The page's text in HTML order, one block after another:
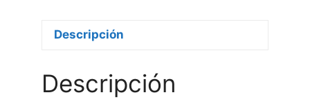
Descripción
Descripción